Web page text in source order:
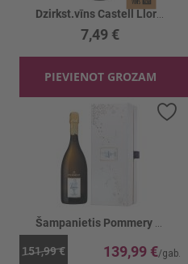
7,49 €
PIEVIENOT GROZAM
151,99 € 139,99 €